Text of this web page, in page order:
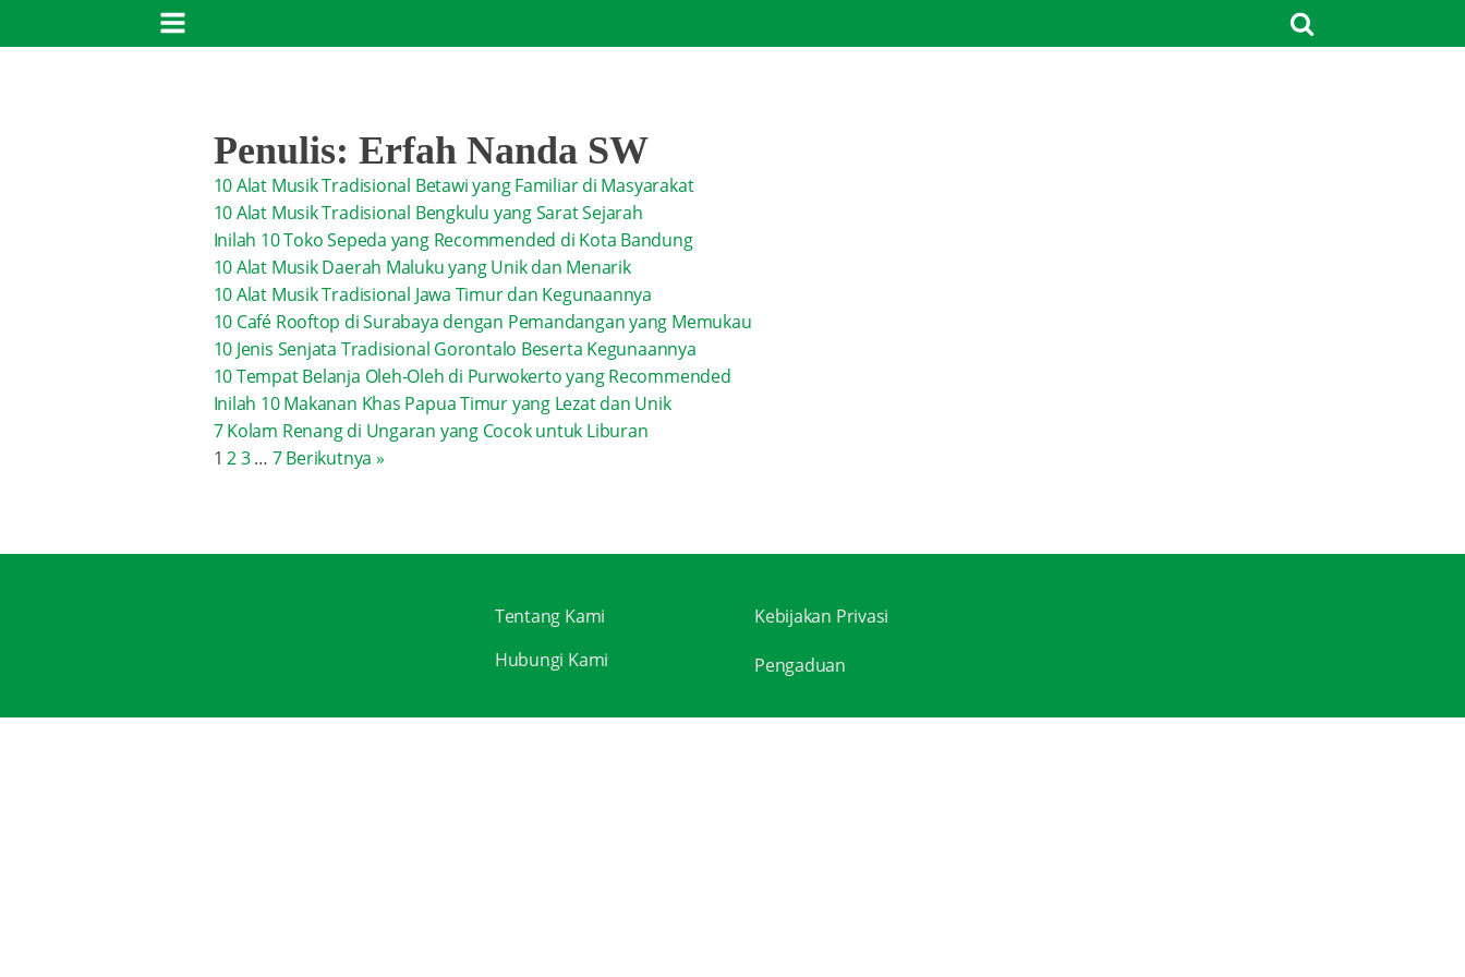
Penulis: Erfah Nanda SW
10 Alat Musik Tradisional Betawi yang Familiar di Masyarakat
10 Alat Musik Tradisional Bengkulu yang Sarat Sejarah
Inilah 10 Toko Sepeda yang Recommended di Kota Bandung
10 Alat Musik Daerah Maluku yang Unik dan Menarik
10 Alat Musik Tradisional Jawa Timur dan Kegunaannya
10 Café Rooftop di Surabaya dengan Pemandangan yang Memukau
10 Jenis Senjata Tradisional Gorontalo Beserta Kegunaannya
10 Tempat Belanja Oleh-Oleh di Purwokerto yang Recommended
Inilah 10 Makanan Khas Papua Timur yang Lezat dan Unik
7 Kolam Renang di Ungaran yang Cocok untuk Liburan
1 23 … 7 Berikutnya »
Tentang Kami
Hubungi Kami
Kebijakan Privasi
Pengaduan